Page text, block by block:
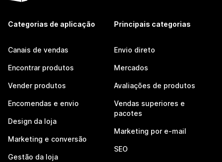
Categorias de aplicação
Canais de vendas
Encontrar produtos
Vender produtos
Encomendas e envio
Design da loja
Marketing e conversão
Gestão da loja
Principais categorias
Envio direto
Mercados
Avaliações de produtos
Vendas superiores e
pacotes
Marketing por e-mail
SEO